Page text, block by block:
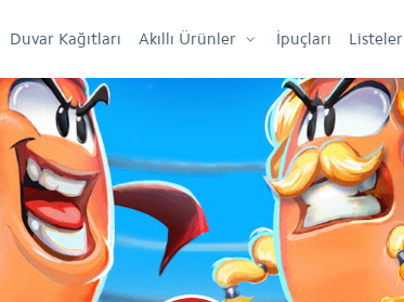
Duvar Kağıtları Akıllı Ürünler İpuçları Listeler